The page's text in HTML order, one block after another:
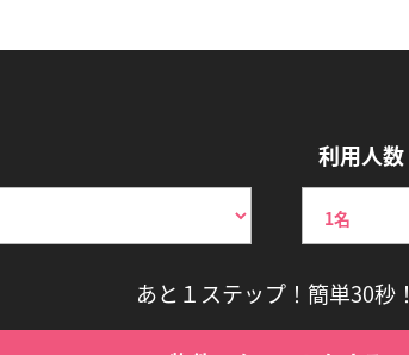
利用人数
あと１ステップ！簡単30秒！